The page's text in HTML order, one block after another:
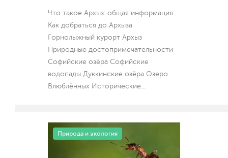
Что такое Архыз: общая информация
Как добраться до Архыза
Горнолыжный курорт Архыз
Природные достопримечательности
Софийские озёра Софийские
водопады Дуккинские озёра Озеро
Влюблённых Исторические
Природа и экология